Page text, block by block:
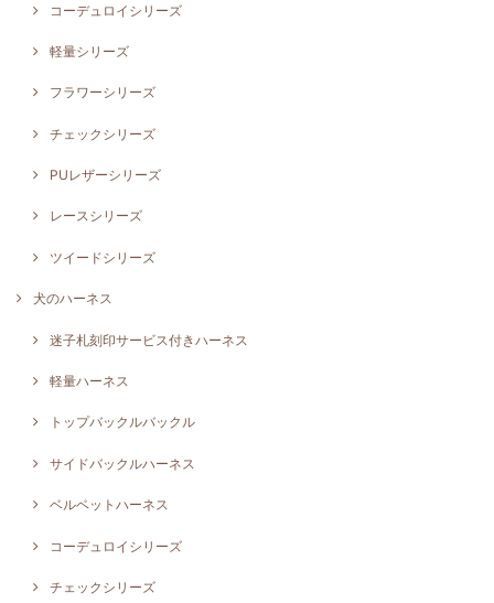
コーデュロイシリーズ
軽量シリーズ
フラワーシリーズ
チェックシリーズ
PUレザーシリーズ
レースシリーズ
ツイードシリーズ
犬のハーネス
迷子札刻印サービス付きハーネス
軽量ハーネス
トップバックルバックル
サイドバックルハーネス
ベルベットハーネス
コーデュロイシリーズ
チェックシリーズ